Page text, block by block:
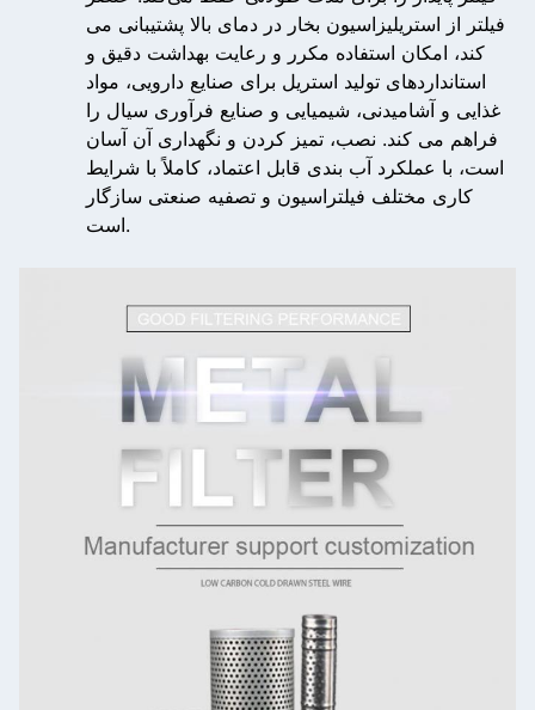
فیلتر از استریلیزاسیون بخار در دمای بالا پشتیبانی می
کند، امکان استفاده مکرر و رعایت بهداشت دقیق و
استانداردهای تولید استریل برای صنایع دارویی، مواد
غذایی و آشامیدنی، شیمیایی و صنایع فرآوری سیال را
فراهم می کند. نصب، تمیز کردن و نگهداری آن آسان
است، با عملکرد آب بندی قابل اعتماد، کاملاً با شرایط
کاری مختلف فیلتراسیون و تصفیه صنعتی سازگار
است.